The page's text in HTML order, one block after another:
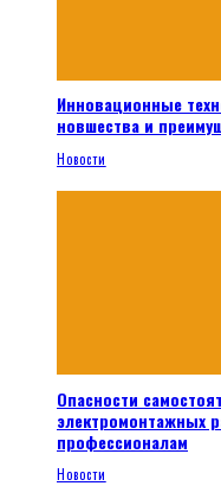
Инновационные
новшества и
Новости
Опасности
электромонтажных
профессионалам
Новости